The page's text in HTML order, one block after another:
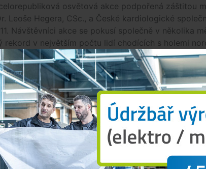
osvětová akce podpořená záštitou
Leoše Hegera, CSc., a České kardiologické
Návštěvníci akce se pokusí společně v několika
rekord v největším počtu lidí chodících s holemi
kampusu do Stromovky a zpět. Zájemci si budou
jim poskytnou také odbornou instruktáž.
tedy od 13 do 17 hodin je připraven bohatý
vytvoření rekordu, organizátoři chtějí lidem
Hlavním garantem pokusu je Birki Nordic
již několik let pořádá pochody, školení a